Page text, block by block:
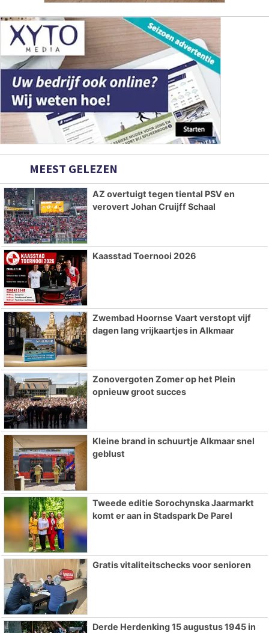
MEEST GELEZEN
AZ overtuigt tegen tiental PSV en
verovert Johan Cruijff Schaal
Kaasstad Toernooi 2026
Zwembad Hoornse Vaart verstopt vijf
dagen lang vrijkaartjes in Alkmaar
Zonovergoten Zomer op het Plein
opnieuw groot succes
Kleine brand in schuurtje Alkmaar snel
geblust
Tweede editie Sorochynska Jaarmarkt
komt er aan in Stadspark De Parel
Gratis vitaliteitschecks voor senioren
Derde Herdenking 15 augustus 1945 in